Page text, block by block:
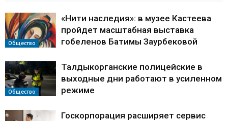
Общество
«Нити наследия»: в музее Кастеева
пройдет масштабная выставка
гобеленов Батимы Заурбековой
Общество
Талдыкорганские полицейские в
выходные дни работают в усиленном
режиме
Госкорпорация расширяет сервис